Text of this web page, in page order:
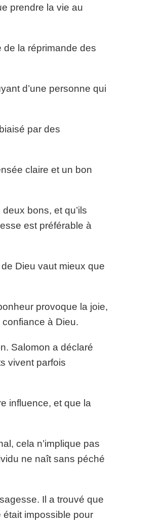
prendre la vie au
de la réprimande des
d’une personne qui
par des
claire et un bon
bons, et qu’ils
est préférable à
Dieu vaut mieux que
provoque la joie,
à Dieu.
Salomon a déclaré
vivent parfois
influence, et que la
cela n’implique pas
ne naît sans péché
Il a trouvé que
était impossible pour